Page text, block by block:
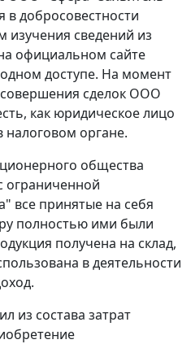
в добросовестности
изучения сведений из
официальном сайте
доступе. На момент
сделок ООО
как юридическое лицо
налоговом органе.
общества
ограниченной
все принятые на себя
полностью ими были
получена на склад,
в деятельности
из состава затрат